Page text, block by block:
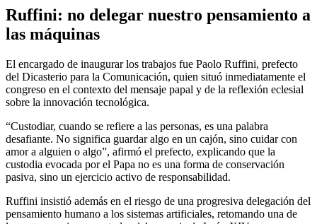
Ruffini: no delegar nuestro pensamiento a
las máquinas
El encargado de inaugurar los trabajos fue Paolo Ruffini, prefecto
del Dicasterio para la Comunicación, quien situó inmediatamente el
congreso en el contexto del mensaje papal y de la reflexión eclesial
sobre la innovación tecnológica.
“Custodiar, cuando se refiere a las personas, es una palabra
desafiante. No significa guardar algo en un cajón, sino cuidar con
amor a alguien o algo”, afirmó el prefecto, explicando que la
custodia evocada por el Papa no es una forma de conservación
pasiva, sino un ejercicio activo de responsabilidad.
Ruffini insistió además en el riesgo de una progresiva delegación del
pensamiento humano a los sistemas artificiales, retomando una de